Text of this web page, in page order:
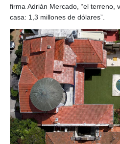
firma Adrián Mercado, “el terreno,
casa: 1,3 millones de dólares”.